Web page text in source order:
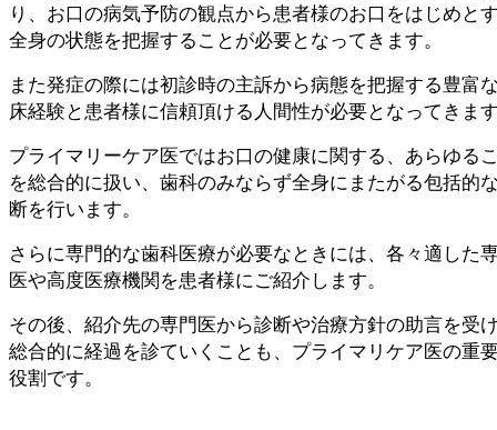
り、お口の病気予防の観点から患者様のお口をはじめと
全身の状態を把握することが必要となってきます。
また発症の際には初診時の主訴から病態を把握する豊富
床経験と患者様に信頼頂ける人間性が必要となってきま
プライマリーケア医ではお口の健康に関する、あらゆる
を総合的に扱い、歯科のみならず全身にまたがる包括的
断を行います。
さらに専門的な歯科医療が必要なときには、各々適した
医や高度医療機関を患者様にご紹介します。
その後、紹介先の専門医から診断や治療方針の助言を受
総合的に経過を診ていくことも、プライマリケア医の重
役割です。